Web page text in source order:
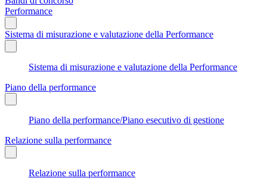
Performance
Sistema di misurazione e valutazione della Performance
Sistema di misurazione e valutazione della Performance
Piano della performance
Piano della performance/Piano esecutivo di gestione
Relazione sulla performance
Relazione sulla performance